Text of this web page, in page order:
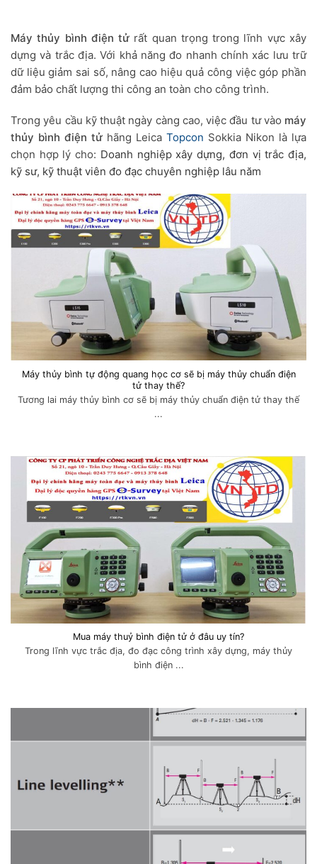
Máy thủy bình điện tử rất quan trọng trong lĩnh vực xây
dựng và trắc địa. Với khả năng đo nhanh chính xác lưu trữ
dữ liệu giảm sai số, nâng cao hiệu quả công việc góp phần
đảm bảo chất lượng thi công an toàn cho công trình.
Trong yêu cầu kỹ thuật ngày càng cao, việc đầu tư vào máy
thủy bình điện tử hãng Leica Topcon Sokkia Nikon là lựa
chọn hợp lý cho: Doanh nghiệp xây dựng, đơn vị trắc địa,
kỹ sư, kỹ thuật viên đo đạc chuyên nghiệp lâu năm
Máy thủy bình tự động quang học cơ sẽ bị máy thủy chuẩn điện
tử thay thế?
Tương lai máy thủy bình cơ sẽ bị máy thủy chuẩn điện tử thay thế
...
Mua máy thuỷ bình điện tử ở đâu uy tín?
Trong lĩnh vực trắc địa, đo đạc công trình xây dựng, máy thủy
bình điện ...